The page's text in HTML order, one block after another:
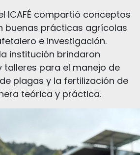
ICAFÉ compartió conceptos
buenas prácticas agrícolas
e investigación.
institución brindaron
para el manejo de
plagas y la fertilización de
teórica y práctica.